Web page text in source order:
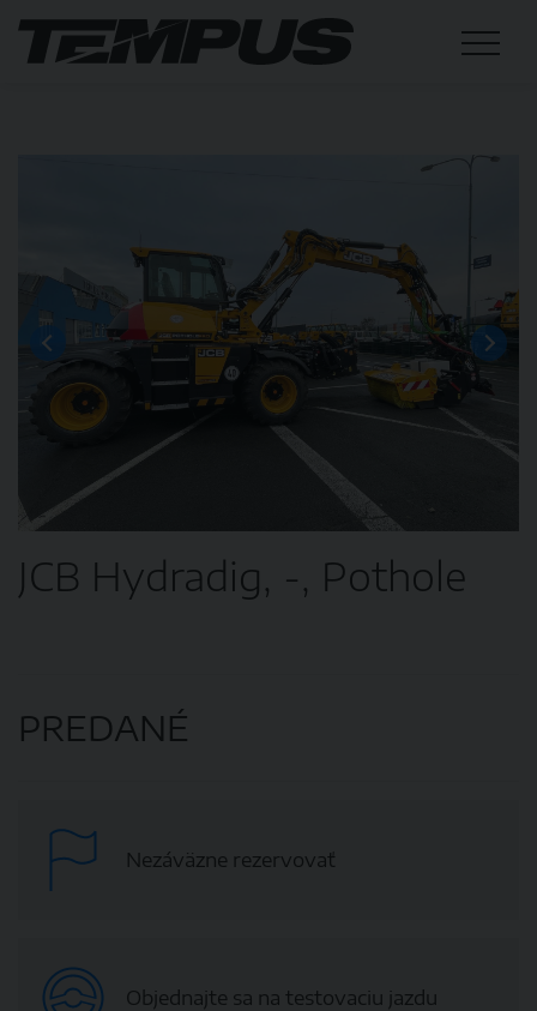
JCB Hydradig, -, Pothole
PREDANÉ
Nezáväzne rezervovať
Objednajte sa na testovaciu jazdu